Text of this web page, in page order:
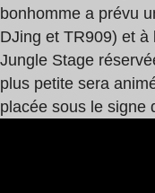
bonhomme a prévu
DJing et TR909) et à
Jungle Stage
plus petite sera
placée sous le signe